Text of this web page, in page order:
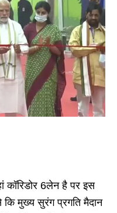
कॉरिडोर 6लेन है पर इस
मुख्य सुरंग प्रगति मैदान